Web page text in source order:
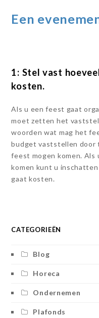
Een
1: Stel vast
kosten.
Als u een feest gaat
moet zetten het
woorden wat mag het
budget vaststellen door
feest mogen komen. Als
komen kunt u
gaat kosten.
CATEGORIEËN
Blog
Horeca
Ondernemen
Plafonds